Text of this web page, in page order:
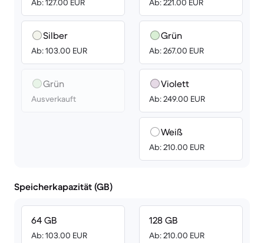
Ab: 127.00 EUR
Silber
Ab: 103.00 EUR
Grün
Ausverkauft
Ab: 221.00 EUR
Grün
Ab: 267.00 EUR
Violett
Ab: 249.00 EUR
Weiß
Ab: 210.00 EUR
Speicherkapazität (GB)
64 GB
Ab: 103.00 EUR
128 GB
Ab: 210.00 EUR